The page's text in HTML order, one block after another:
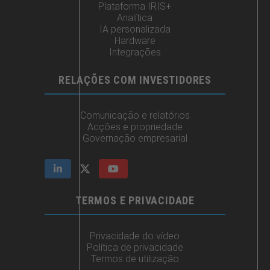
Plataforma IRIS+
Analítica
IA personalizada
Hardware
Integrações
RELAÇÕES COM INVESTIDORES
Comunicação e relatórios
Acções e propriedade
Governação empresarial
TERMOS E PRIVACIDADE
Privacidade do vídeo
Política de privacidade
Termos de utilização